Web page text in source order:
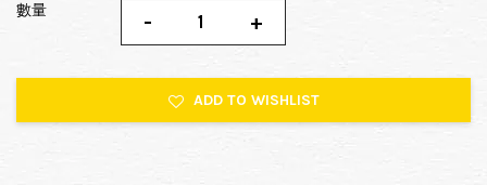
數量 - +
ADD TO WISHLIST